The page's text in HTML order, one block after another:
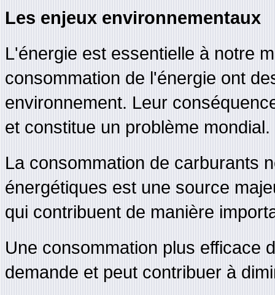
Les enjeux environnementaux
L'énergie est essentielle à notre
consommation de l'énergie ont
environnement. Leur
et constitue un problème mondial.
La consommation de carburants
énergétiques est une source
qui contribuent de manière
Une consommation plus efficace
demande et peut contribuer à